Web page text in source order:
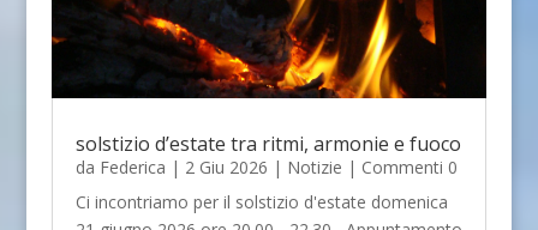
solstizio d’estate tra ritmi, armonie e fuoco
da Federica | 2 Giu 2026 | Notizie | Commenti 0
Ci incontriamo per il solstizio d'estate domenica